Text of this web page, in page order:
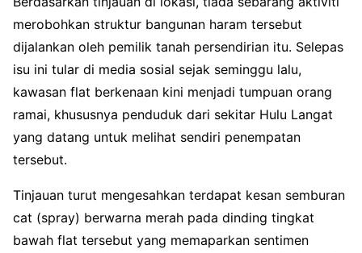
merobohkan struktur bangunan haram tersebut
dijalankan oleh pemilik tanah persendirian itu. Selepas
isu ini tular di media sosial sejak seminggu lalu,
kawasan flat berkenaan kini menjadi tumpuan orang
ramai, khususnya penduduk dari sekitar Hulu Langat
yang datang untuk melihat sendiri penempatan
tersebut.
Tinjauan turut mengesahkan terdapat kesan semburan
cat (spray) berwarna merah pada dinding tingkat
bawah flat tersebut yang memaparkan sentimen